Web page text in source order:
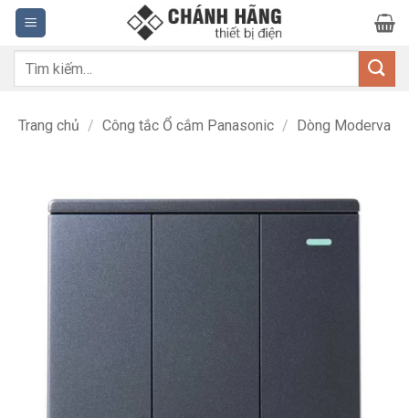
Bỏ
qua
nội
dung
Tìm
Trang chủ / Công tắc Ổ cắm Panasonic / Dòng Moderva